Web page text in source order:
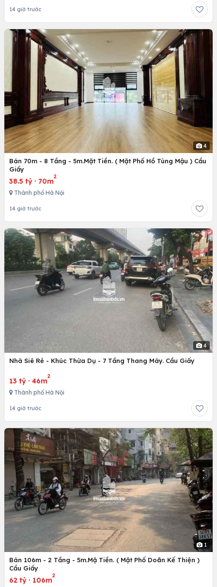
14 giờ trước
4
Bán 70m - 8 Tầng - 5m.Mặt Tiền. ( Mặt Phố Hồ Tùng Mậu ) Cầu
Giấy
38.5 tỷ · 70m
2
Thành phố Hà Nội
14 giờ trước
4
Nhà Siê Rẻ - Khúc Thừa Dụ - 7 Tầng Thang Máy. Cầu Giấy
13 tỷ · 46m
2
Thành phố Hà Nội
14 giờ trước
1
Bán 106m - 2 Tầng - 5m.Mặ Tiền. ( Mặt Phố Doãn Kế Thiện )
Cầu Giấy
62 tỷ · 106m
2